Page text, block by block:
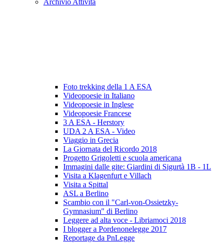
Archivio Attività
Foto trekking della 1 A ESA
Videopoesie in Italiano
Videopoesie in Inglese
Videopoesie Francese
3 A ESA - Herstory
UDA 2 A ESA - Video
Viaggio in Grecia
La Giornata del Ricordo 2018
Progetto Grigoletti e scuola americana
Immagini dalle gite: Giardini di Sigurtà 1B - 1L
Visita a Klagenfurt e Villach
Visita a Spittal
ASL a Berlino
Scambio con il "Carl-von-Ossietzky-
Gymnasium" di Berlino
Leggere ad alta voce - Libriamoci 2018
I blogger a Pordenonelegge 2017
Reportage da PnLegge